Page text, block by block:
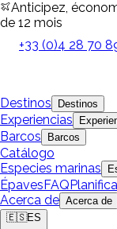
Anticipez,
de 12 mois
+33 (0)4 28 70
Destinos Destinos
Experiencias
Barcos Barcos
Catálogo
Especies marinas
ÉpavesFAQ
Acerca de Acerca de
🇪🇸ES